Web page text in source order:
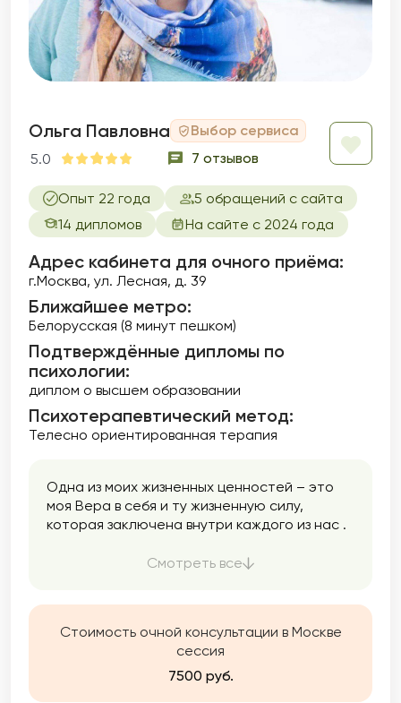
Ольга Павловна
Выбор сервиса
5.0
7 отзывов
Опыт 22 года
5 обращений с сайта
14 дипломов
На сайте с 2024 года
Адрес кабинета для очного приёма:
г.Москва, ул. Лесная, д. 39
Ближайшее метро:
Белорусская (8 минут пешком)
Подтверждённые дипломы по
психологии:
диплом о высшем образовании
Психотерапевтический метод:
Телесно ориентированная терапия
Одна из моих жизненных ценностей – это
моя Вера в себя и ту жизненную силу,
которая заключена внутри каждого из нас .
Смотреть все
Стоимость очной консультации в Москве
сессия
7500 руб.